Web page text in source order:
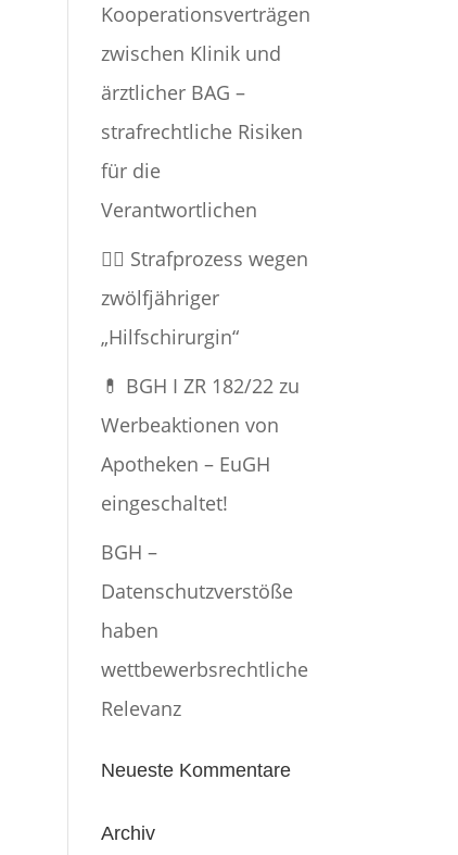
Kooperationsverträgen
zwischen Klinik und
ärztlicher BAG –
strafrechtliche Risiken
für die
Verantwortlichen
👨‍⚕️ Strafprozess wegen
zwölfjähriger
„Hilfschirurgin“
💊 BGH I ZR 182/22 zu
Werbeaktionen von
Apotheken – EuGH
eingeschaltet!
BGH –
Datenschutzverstöße
haben
wettbewerbsrechtliche
Relevanz
Neueste Kommentare
Archiv